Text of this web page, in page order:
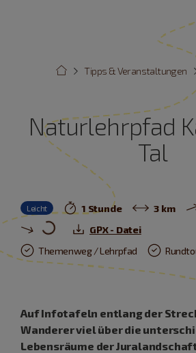
Tipps & Veranstaltungen
Naturlehrpfad
Tal
Leicht 1 Stunde
3 km
GPX - Datei
Themenweg / Lehrpfad
Auf Infotafeln entlang der
Wanderer viel über die
Lebensräume der